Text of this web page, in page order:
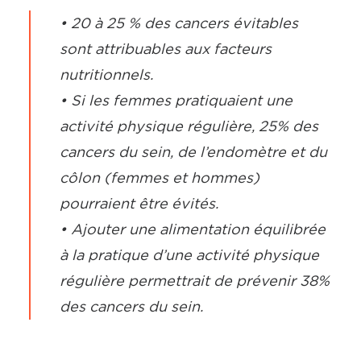
• 20 à 25 % des cancers évitables
sont attribuables aux facteurs
nutritionnels.
• Si les femmes pratiquaient une
activité physique régulière, 25% des
cancers du sein, de l’endomètre et du
côlon (femmes et hommes)
pourraient être évités.
• Ajouter une alimentation équilibrée
à la pratique d’une activité physique
régulière permettrait de prévenir 38%
des cancers du sein.